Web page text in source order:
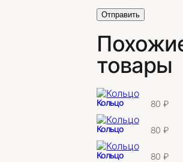
товары
Кольцо 80₽
Кольцо 80₽
Кольцо 80₽